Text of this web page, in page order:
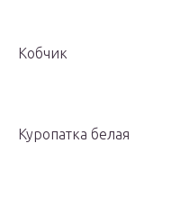
Кобчик
Куропатка белая